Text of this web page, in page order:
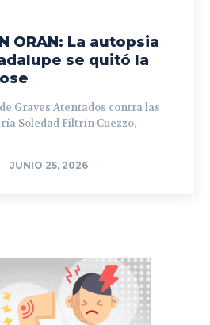
ORAN: La autopsia
se quitó la
Graves Atentados contra las
Soledad Filtrín Cuezzo,
- JUNIO 25, 2026